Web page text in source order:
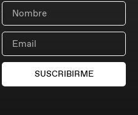
SUSCRIBIRME